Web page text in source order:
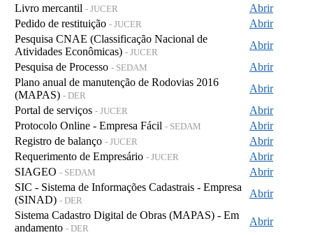
Livro mercantil - JUCER
Abrir
Pedido de restituição - JUCER
Abrir
Pesquisa CNAE (Classificação Nacional de
Atividades Econômicas) - JUCER
Abrir
Pesquisa de Processo - SEDAM
Abrir
Plano anual de manutenção de Rodovias 2016
(MAPAS) - DER
Abrir
Portal de serviços - JUCER
Abrir
Protocolo Online - Empresa Fácil - SEDAM
Abrir
Registro de balanço - JUCER
Abrir
Requerimento de Empresário - JUCER
Abrir
SIAGEO - SEDAM
Abrir
SIC - Sistema de Informações Cadastrais - Empresa
(SINAD) - DER
Abrir
Sistema Cadastro Digital de Obras (MAPAS) - Em
andamento - DER
Abrir